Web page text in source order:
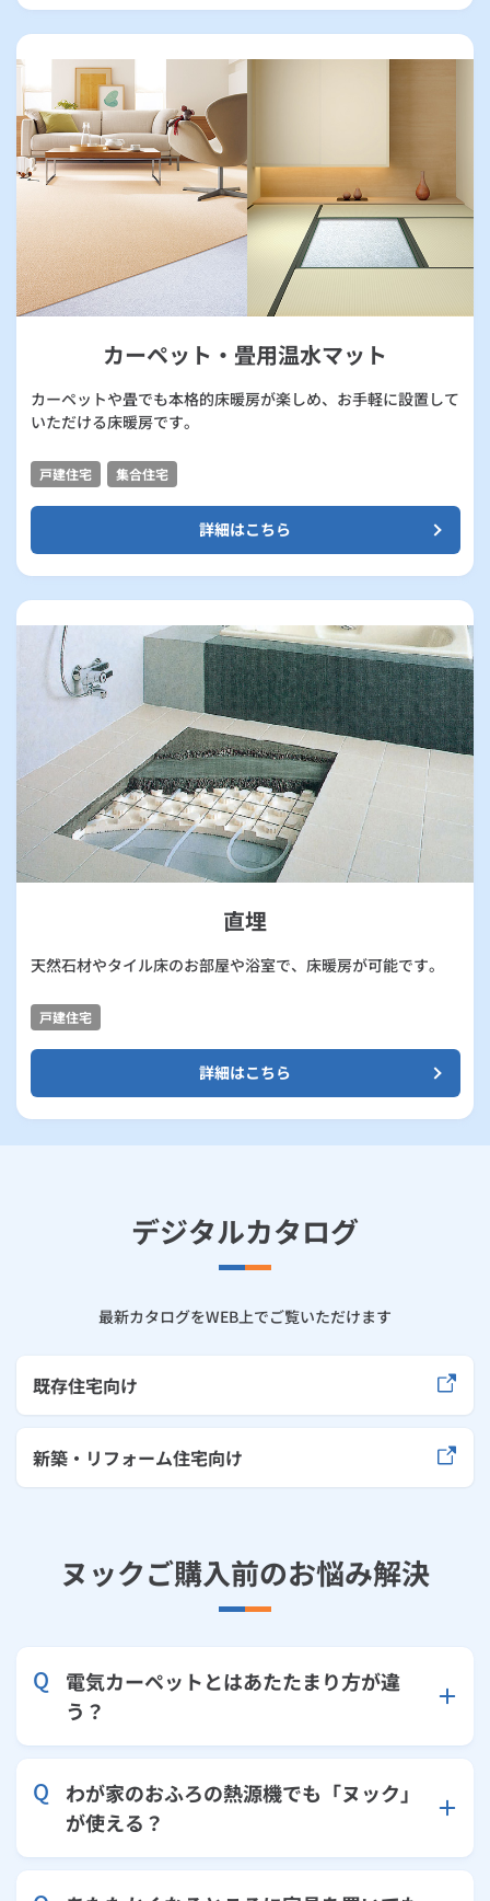
カーペット・畳用温水マット
カーペットや畳でも本格的床暖房が楽しめ、お手軽に設置して
いただける床暖房です。
戸建住宅 集合住宅
詳細はこちら
直埋
天然石材やタイル床のお部屋や浴室で、床暖房が可能です。
戸建住宅
詳細はこちら
デジタルカタログ
最新カタログをWEB上でご覧いただけます
既存住宅向け
新築・リフォーム住宅向け
ヌックご購入前のお悩み解決
電気カーペットとはあたたまり方が違
う？
わが家のおふろの熱源機でも「ヌック」
が使える？